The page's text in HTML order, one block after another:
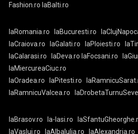
Fashion.ro laBalti.ro
laRomania.ro laBucuresti.ro
laCraiova.ro
laGalati.ro laPloiesti.ro
laCalarasi.ro
laDeva.ro laFocsani.ro
laMiercureaCiuc.ro
laOradea.ro
laPitesti.ro
laRamnicuValcea.ro
laBrasov.ro la-Iasi.ro
laVaslui.ro
laAlbaIulia.ro laAlexandria.ro